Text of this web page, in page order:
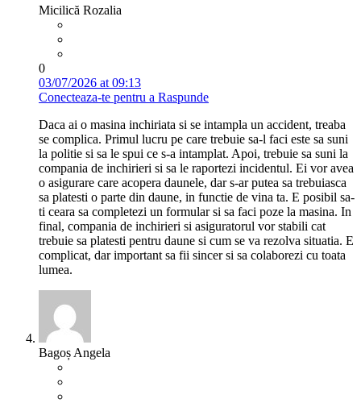
Micilică Rozalia
0
03/07/2026 at 09:13
Conecteaza-te pentru a Raspunde
Daca ai o masina inchiriata si se intampla un accident, treaba
se complica. Primul lucru pe care trebuie sa-l faci este sa suni
la politie si sa le spui ce s-a intamplat. Apoi, trebuie sa suni la
compania de inchirieri si sa le raportezi incidentul. Ei vor avea
o asigurare care acopera daunele, dar s-ar putea sa trebuiasca
sa platesti o parte din daune, in functie de vina ta. E posibil sa-
ti ceara sa completezi un formular si sa faci poze la masina. In
final, compania de inchirieri si asiguratorul vor stabili cat
trebuie sa platesti pentru daune si cum se va rezolva situatia. E
complicat, dar important sa fii sincer si sa colaborezi cu toata
lumea.
Bagoș Angela